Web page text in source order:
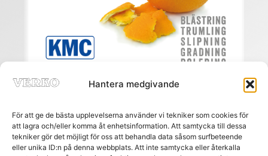
Hantera medgivande
För att ge de bästa upplevelserna använder vi tekniker som cookies för
att lagra och/eller komma åt enhetsinformation. Att samtycka till dessa
tekniker gör det möjligt för oss att behandla data såsom surfbeteende
eller unika ID:n på denna webbplats. Att inte samtycka eller återkalla
Meny